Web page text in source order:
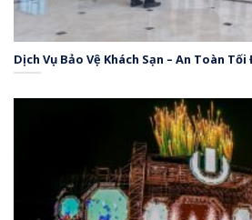
Dịch Vụ Bảo Vệ Khách Sạn – An Toàn